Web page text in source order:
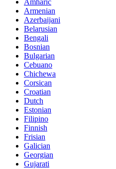
Amharic
Armenian
Azerbaijani
Belarusian
Bengali
Bosnian
Bulgarian
Cebuano
Chichewa
Corsican
Croatian
Dutch
Estonian
Filipino
Finnish
Frisian
Galician
Georgian
Gujarati